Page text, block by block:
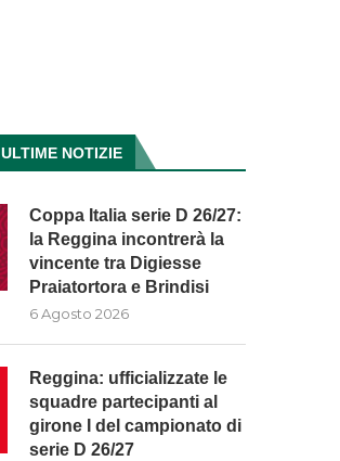
ULTIME NOTIZIE
Coppa Italia serie D 26/27:
la Reggina incontrerà la
vincente tra Digiesse
Praiatortora e Brindisi
6 Agosto 2026
Reggina: ufficializzate le
squadre partecipanti al
girone I del campionato di
serie D 26/27